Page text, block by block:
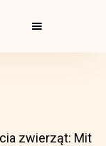
zwierząt: Mit